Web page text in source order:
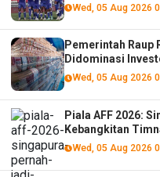
Wed, 05 Aug 2026
Pemerintah Raup
Didominasi
Wed, 05 Aug 2026
Piala AFF 2026:
Kebangkitan
Wed, 05 Aug 2026